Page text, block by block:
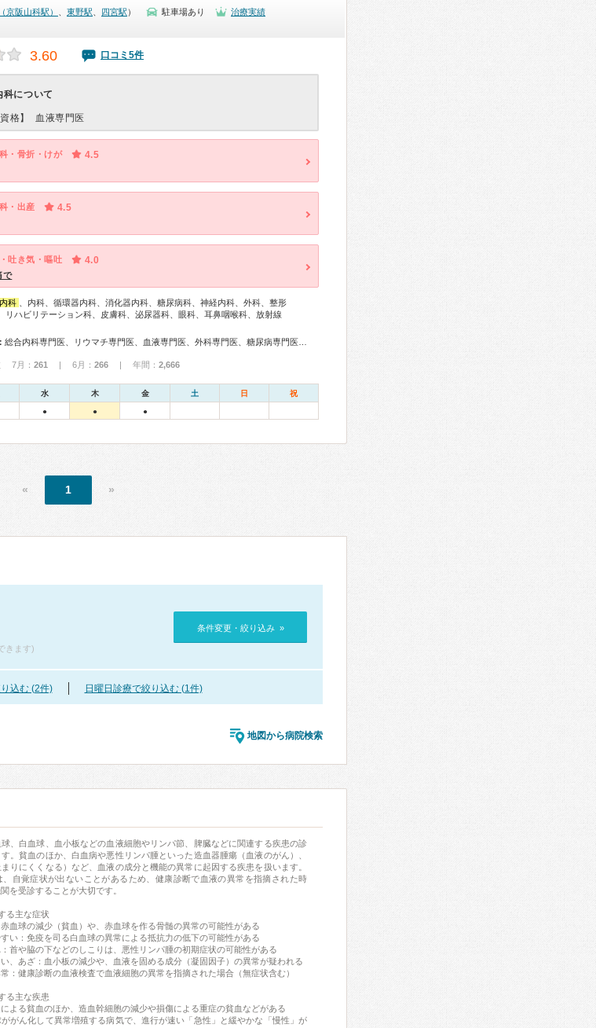
京阪山科駅） 東野駅 四宮駅 ） 駐車場あり
治療実績
3.60 口コミ5件
科について
格】 血液専門医
・骨折・けが 4.5
・出産 4.5
吐き気・嘔吐 4.0
で
科
、内科、循環器内科、消化器内科、糖尿病科、神経内科、外科、整形
リハビリテーション科、皮膚科、泌尿器科、眼科、耳鼻咽喉科、放射線
7月： 261 | 6月： 266 | 年間： 2,666
水 木 金 土 日 祝
● ● ●
« 1 »
きます)
条件変更・絞り込み »
込む (2件) 日曜日診療で絞り込む (1件)
地図から病院検索
、白血球、血小板などの血液細胞やリンパ節、脾臓などに関連する疾患の診
。貧血のほか、白血病や悪性リンパ腫といった造血器腫瘍（血液のがん）、
りにくくなる）など、血液の成分と機能の異常に起因する疾患を扱います。
、自覚症状が出ないことがあるため、健康診断で血液の異常を指摘された時
を受診することが大切です。
る主な症状
赤血球の減少（貧血）や、赤血球を作る骨髄の異常の可能性がある
すい：免疫を司る白血球の異常による抵抗力の低下の可能性がある
：首や脇の下などのしこりは、悪性リンパ腫の初期症状の可能性がある
い、あざ：血小板の減少や、血液を固める成分（凝固因子）の異常が疑われる
常：健康診断の血液検査で血液細胞の異常を指摘された場合（無症状含む）
る主な疾患
による貧血のほか、造血幹細胞の減少や損傷による重症の貧血などがある
ががん化して異常増殖する病気で、進行が速い「急性」と緩やかな「慢性」が